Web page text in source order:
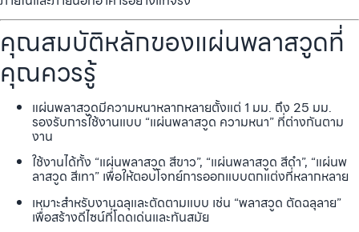
คุณสมบัติหลักของแผ่นพลาสวูดที่
คุณควรรู้
แผ่นพลาสวูดมีความหนาหลากหลายตั้งแต่ 1 มม. ถึง 25 มม.
รองรับการใช้งานแบบ “แผ่นพลาสวูด ความหนา” ที่ต่างกันตาม
งาน
ใช้งานได้ทั้ง “แผ่นพลาสวูด สีขาว”, “แผ่นพลาสวูด สีดำ”, “แผ่นพ
ลาสวูด สีเทา” เพื่อให้ตอบโจทย์การออกแบบตกแต่งที่หลากหลาย
เหมาะสำหรับงานฉลุและตัดตามแบบ เช่น “พลาสวูด ตัดฉลุลาย”
เพื่อสร้างดีไซน์ที่โดดเด่นและทันสมัย